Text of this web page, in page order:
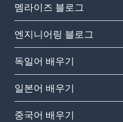
멤라이즈 블로그
엔지니어링 블로그
독일어 배우기
일본어 배우기
중국어 배우기